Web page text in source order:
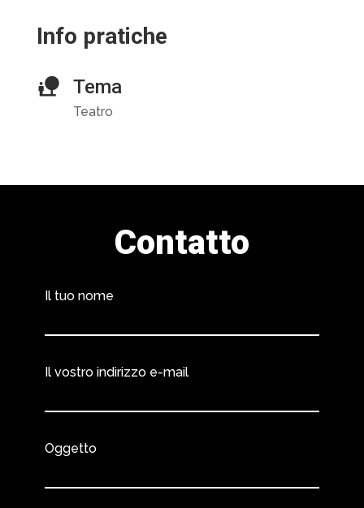
Info pratiche
Tema
Teatro
Contatto
Il tuo nome
Il vostro indirizzo e-mail
Oggetto